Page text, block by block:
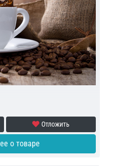
Отложить
о товаре